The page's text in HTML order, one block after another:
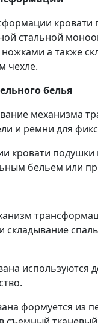
кровати
стальной
а также
чехле.
белья
механизма
и ремни для
кровати
бельем или
складывание
используются
формуется из